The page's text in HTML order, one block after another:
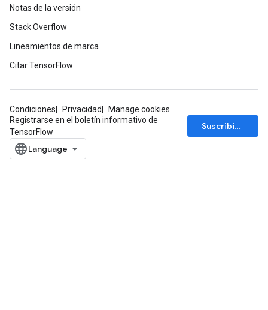
Notas de la versión
Stack Overflow
Lineamientos de marca
Citar TensorFlow
Condiciones Privacidad
Manage cookies
Registrarse en el boletín informativo de
TensorFlow
Suscribirse